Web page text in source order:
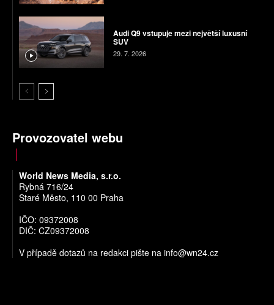
Audi Q9 vstupuje mezi největší luxusní
SUV
29. 7. 2026
Provozovatel webu
World News Media, s.r.o.
Rybná 716/24
Staré Město, 110 00 Praha
IČO: 09372008
DIČ: CZ09372008
V případě dotazů na redakci pište na info@wn24.cz